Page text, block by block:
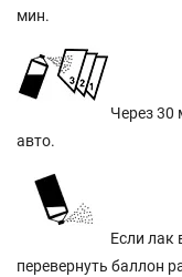
мин.
Через 30
авто.
Если лак
перевернуть баллон